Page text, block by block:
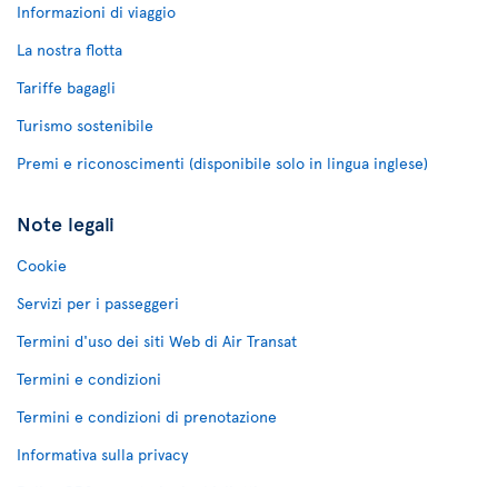
Informazioni di viaggio
La nostra flotta
Tariffe bagagli
Turismo sostenibile
Premi e riconoscimenti (disponibile solo in lingua inglese)
Note legali
Cookie
Servizi per i passeggeri
Termini d'uso dei siti Web di Air Transat
Termini e condizioni
Termini e condizioni di prenotazione
Informativa sulla privacy